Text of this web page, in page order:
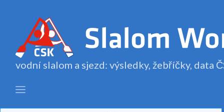
vodní slalom a sjezd: výsledky, žebříčky, data